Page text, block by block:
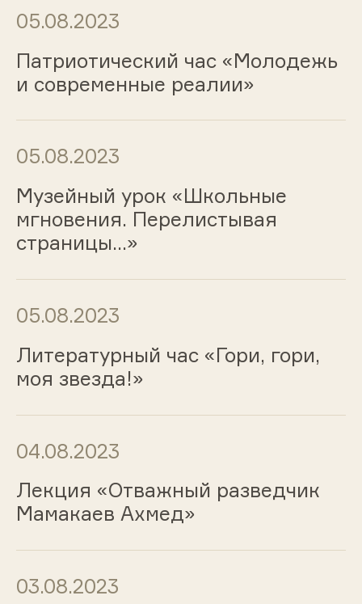
05.08.2023
Патриотический час «Молодежь
и современные реалии»
05.08.2023
Музейный урок «Школьные
мгновения. Перелистывая
страницы…»
05.08.2023
Литературный час «Гори, гори,
моя звезда!»
04.08.2023
Лекция «Отважный разведчик
Мамакаев Ахмед»
03.08.2023